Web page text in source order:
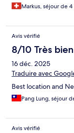
Markus, séjour de
Avis vérifié
8/10 Très bien
16 déc. 2025
Traduire avec
Best location and
Pang Lung, séjour
Avis vérifié